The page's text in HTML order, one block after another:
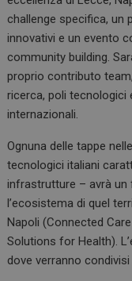
challenge specifica, un
innovativi e un evento
community building.
proprio contributo
ricerca, poli tecnologici
internazionali.
Ognuna delle tappe
tecnologici italiani
infrastrutture – avrà
l’ecosistema di quel
Napoli (Connected
Solutions for Health).
dove verranno